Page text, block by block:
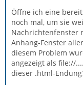
Öffne ich eine
noch mal, um sie
Nachrichtenfenster
Anhang-Fenster
diesem Problem
angezeigt als file://
dieser .html-